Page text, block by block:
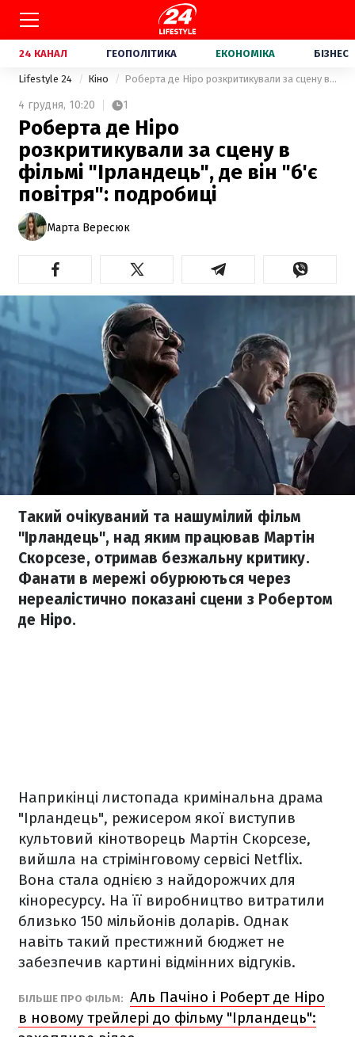
24 КАНАЛ ГЕОПОЛІТИКА ЕКОНОМІКА БІЗНЕС
Lifestyle 24 Кіно Роберта де Ніро розкритикували за сцену в фільмі "Ірландець", де він "б'є повітря": подробиці
4 грудня, 10:20 1
Роберта де Ніро
розкритикували за сцену в
фільмі "Ірландець", де він "б'є
повітря": подробиці
Марта Вересюк
Такий очікуваний та нашумілий фільм
"Ірландець", над яким працював Мартін
Скорсезе, отримав безжальну критику.
Фанати в мережі обурюються через
нереалістично показані сцени з Робертом
де Ніро.
Наприкінці листопада кримінальна драма
"Ірландець", режисером якої виступив
культовий кінотворець Мартін Скорсезе,
вийшла на стрімінговому сервісі Netflix.
Вона стала однією з найдорожчих для
кіноресурсу. На її виробництво витратили
близько 150 мільйонів доларів. Однак
навіть такий престижний бюджет не
забезпечив картині відмінних відгуків.
БІЛЬШЕ ПРО ФІЛЬМ: Аль Пачіно і Роберт де Ніро
в новому трейлері до фільму "Ірландець":